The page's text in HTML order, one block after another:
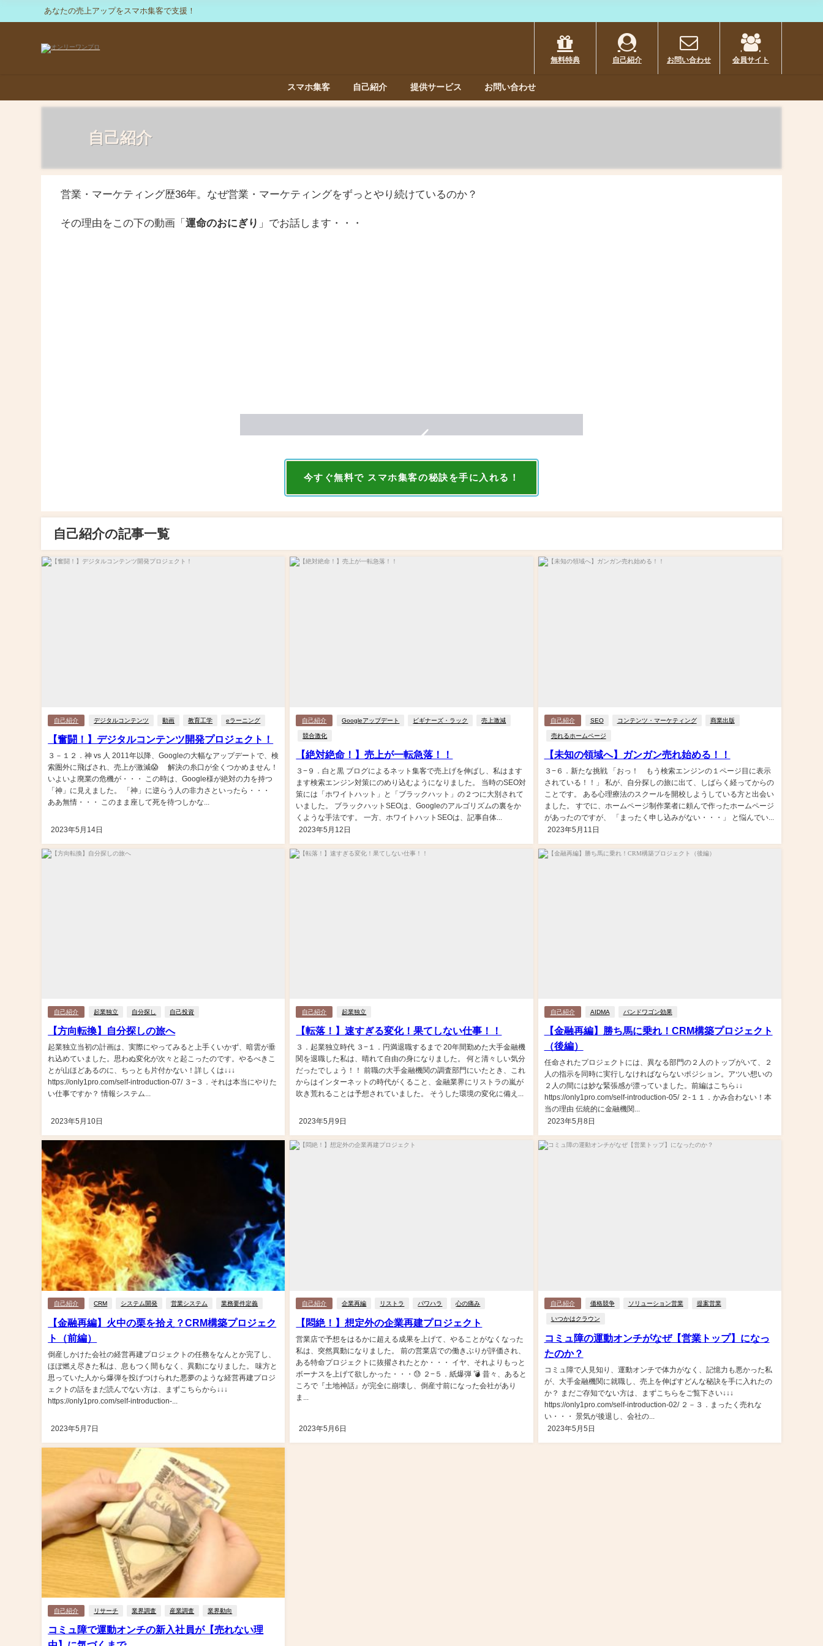
あなたの売上アップをスマホ集客で支援！
無料特典 自己紹介 お問い合わせ 会員サイト
スマホ集客 自己紹介 提供サービス お問い合わせ
自己紹介
営業・マーケティング歴36年。なぜ営業・マーケティングをずっとやり続けているのか？
その理由をこの下の動画「運命のおにぎり 」でお話します・・・
今すぐ無料で スマホ集客の秘訣を手に入れる！
自己紹介の記事一覧
自己紹介 デジタルコンテンツ 動画 教育工学 eラーニング
【奮闘！】デジタルコンテンツ開発プロジェクト！
３－１２．神 vs 人 2011年以降、Googleの大幅なアップデートで、検
索圏外に飛ばされ、売上が激減😱 解決の糸口が全くつかめません！
いよいよ廃業の危機が・・・ この時は、Google様が絶対の力を持つ
「神」に見えました。 「神」に逆らう人の非力さといったら・・・
ああ無情・・・ このまま座して死を待つしかな...
2023年5月14日
自己紹介 Googleアップデート ビギナーズ・ラック 売上激減
競合激化
【絶対絶命！】売上が一転急落！！
３−９．白と黒 ブログによるネット集客で売上げを伸ばし、私はます
ます検索エンジン対策にのめり込むようになりました。 当時のSEO対
策には「ホワイトハット」と「ブラックハット」の２つに大別されて
いました。 ブラックハットSEOは、Googleのアルゴリズムの裏をか
くような手法です。 一方、ホワイトハットSEOは、記事自体...
2023年5月12日
自己紹介 SEO コンテンツ・マーケティング 商業出版
売れるホームページ
【未知の領域へ】ガンガン売れ始める！！
３−６．新たな挑戦 「おっ！ もう検索エンジンの１ページ目に表示
されている！！」 私が、自分探しの旅に出て、しばらく経ってからの
ことです。 ある心理療法のスクールを開校しようしている方と出会い
ました。 すでに、ホームページ制作業者に頼んで作ったホームページ
があったのですが、 「まったく申し込みがない・・・」 と悩んでい...
2023年5月11日
自己紹介 起業独立 自分探し 自己投資
【方向転換】自分探しの旅へ
起業独立当初の計画は、実際にやってみると上手くいかず、暗雲が垂
れ込めていました。思わぬ変化が次々と起こったのです。やるべきこ
とが山ほどあるのに、ちっとも片付かない！詳しくは↓↓↓
https://only1pro.com/self-introduction-07/ ３−３．それは本当にやりた
い仕事ですか？ 情報システム...
2023年5月10日
自己紹介 起業独立
【転落！】速すぎる変化！果てしない仕事！！
３．起業独立時代 ３−１．円満退職するまで 20年間勤めた大手金融機
関を退職した私は、晴れて自由の身になりました。 何と清々しい気分
だったでしょう！！ 前職の大手金融機関の調査部門にいたとき、これ
からはインターネットの時代がくること、金融業界にリストラの嵐が
吹き荒れることは予想されていました。 そうした環境の変化に備え...
2023年5月9日
自己紹介 AIDMA バンドワゴン効果
【金融再編】勝ち馬に乗れ！CRM構築プロジェクト
（後編）
任命されたプロジェクトには、異なる部門の２人のトップがいて、２
人の指示を同時に実行しなければならないポジション。アツい想いの
２人の間には妙な緊張感が漂っていました。前編はこちら↓↓
https://only1pro.com/self-introduction-05/ ２-１１．かみ合わない！本
当の理由 伝統的に金融機関...
2023年5月8日
自己紹介 CRM システム開発 営業システム 業務要件定義
【金融再編】火中の栗を拾え？CRM構築プロジェク
ト（前編）
倒産しかけた会社の経営再建プロジェクトの任務をなんとか完了し、
ほぼ燃え尽きた私は、息もつく間もなく、異動になりました。 味方と
思っていた人から爆弾を投げつけられた悪夢のような経営再建プロジ
ェクトの話をまだ読んでない方は、まずこちらから↓↓↓
https://only1pro.com/self-introduction-...
2023年5月7日
自己紹介 企業再編 リストラ パワハラ 心の痛み
【悶絶！】想定外の企業再建プロジェクト
営業店で予想をはるかに超える成果を上げて、やることがなくなった
私は、突然異動になりました。 前の営業店での働きぶりが評価され、
ある特命プロジェクトに抜擢されたとか・・・ イヤ、それよりもっと
ボーナスを上げて欲しかった・・・😓 ２−５．紙爆弾 💣 昔々、あると
ころで『土地神話』が完全に崩壊し、倒産寸前になった会社があり
ま...
2023年5月6日
自己紹介 価格競争 ソリューション営業 提案営業
いつかはクラウン
コミュ障の運動オンチがなぜ【営業トップ】になっ
たのか？
コミュ障で人見知り、運動オンチで体力がなく、記憶力も悪かった私
が、大手金融機関に就職し、売上を伸ばすどんな秘訣を手に入れたの
か？ まだご存知でない方は、まずこちらをご覧下さい↓↓↓
https://only1pro.com/self-introduction-02/ ２－３．まったく売れな
い・・・ 景気が後退し、会社の...
2023年5月5日
自己紹介 リサーチ 業界調査 産業調査 業界動向
コミュ障で運動オンチの新入社員が【売れない理